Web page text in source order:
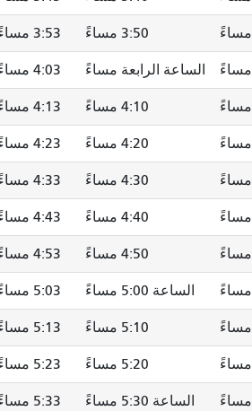
3:50 مساءً 3:53 مساءً
الساعة الرابعة مساءً 4:03 مساءً
4:10 مساءً 4:13 مساءً
4:20 مساءً 4:23 مساءً
4:30 مساءً 4:33 مساءً
4:40 مساءً 4:43 مساءً
4:50 مساءً 4:53 مساءً
الساعة 5:00 مساءً 5:03 مساءً
5:10 مساءً 5:13 مساءً
5:20 مساءً 5:23 مساءً
الساعة 5:30 مساءً 5:33 مساءً